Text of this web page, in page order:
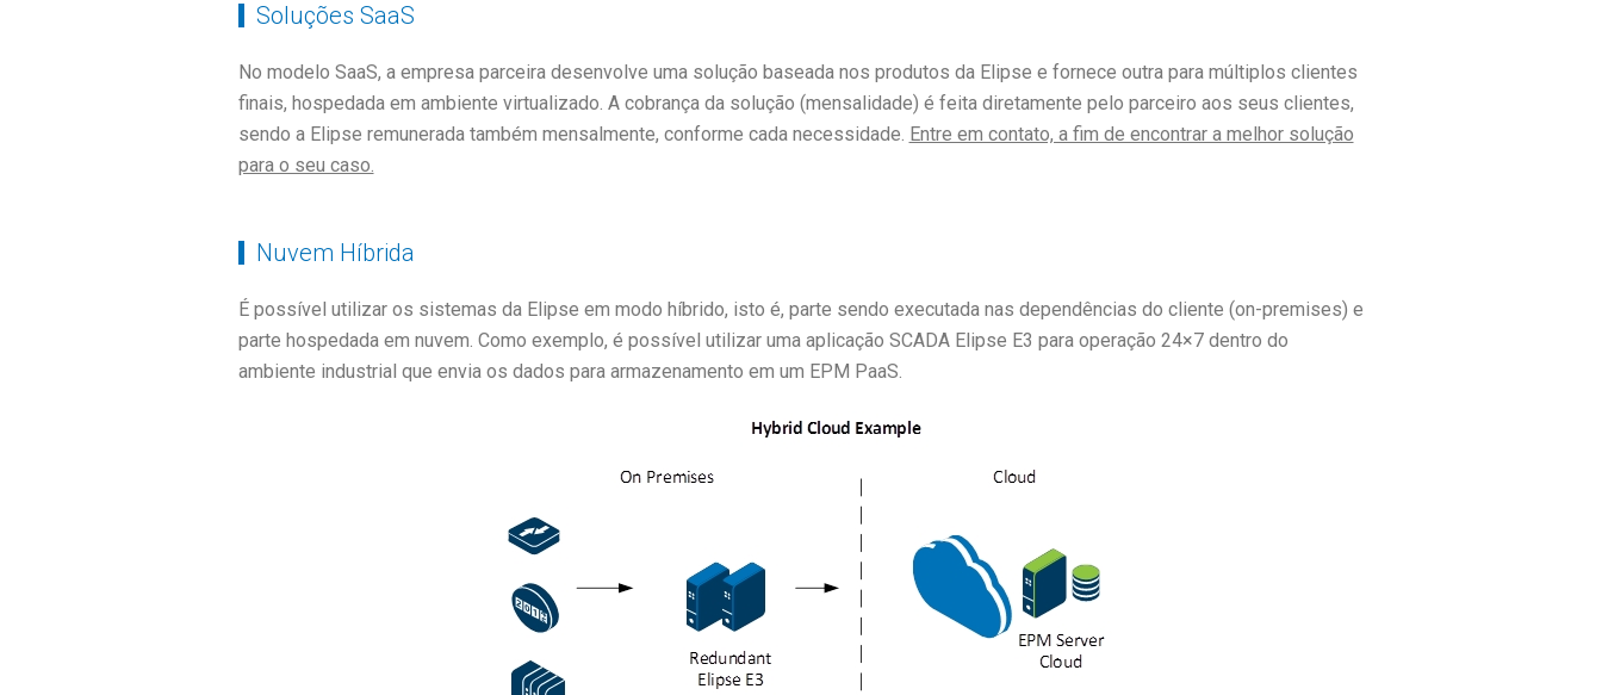
Soluções SaaS
No modelo SaaS, a empresa parceira desenvolve uma solução baseada nos produtos da Elipse e fornece outra para múltiplos clientes
finais, hospedada em ambiente virtualizado. A cobrança da solução (mensalidade) é feita diretamente pelo parceiro aos seus clientes,
sendo a Elipse remunerada também mensalmente, conforme cada necessidade. Entre em contato, a fim de encontrar a melhor solução
para o seu caso.
Nuvem Híbrida
É possível utilizar os sistemas da Elipse em modo híbrido, isto é, parte sendo executada nas dependências do cliente (on-premises) e
parte hospedada em nuvem. Como exemplo, é possível utilizar uma aplicação SCADA Elipse E3 para operação 24×7 dentro do
ambiente industrial que envia os dados para armazenamento em um EPM PaaS.